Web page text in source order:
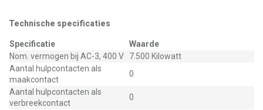
Technische specificaties
Specificatie
Waarde
Nom. vermogen bij AC-3, 400 V
7.500 Kilowatt
Aantal hulpcontacten als
maakcontact
0
Aantal hulpcontacten als
verbreekcontact
0